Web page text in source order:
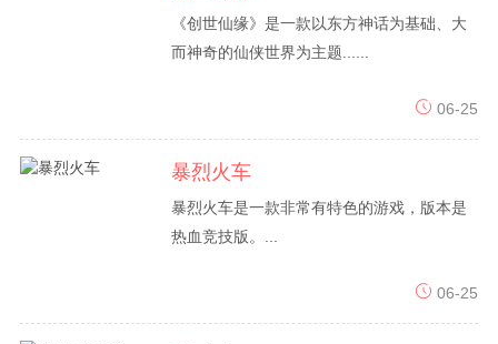
《创世仙缘》是一款以东方神话为基础、大
而神奇的仙侠世界为主题......
06-25
暴烈火车
暴烈火车是一款非常有特色的游戏，版本是
热血竞技版。...
06-25